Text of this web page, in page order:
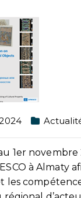
1er
à Almaty
les